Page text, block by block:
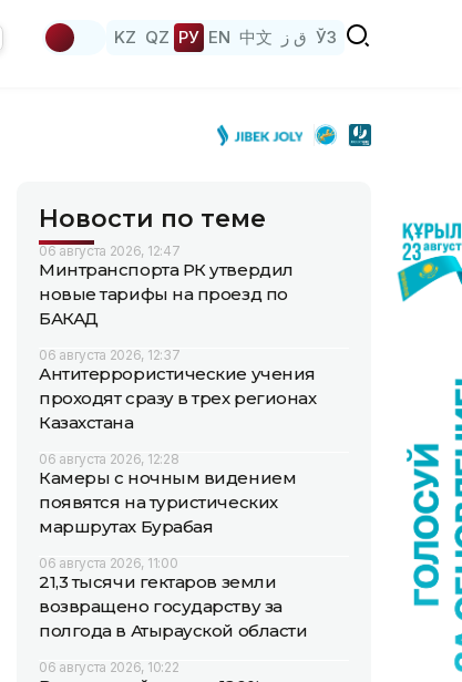
KZ QZ РУ EN 中文 ق ز ЎЗ
Новости по теме
06 августа 2026, 12:47
Минтранспорта РК утвердил
новые тарифы на проезд по
БАКАД
06 августа 2026, 12:37
Антитеррористические учения
проходят сразу в трех регионах
Казахстана
06 августа 2026, 12:28
Камеры с ночным видением
появятся на туристических
маршрутах Бурабая
06 августа 2026, 11:00
21,3 тысячи гектаров земли
возвращено государству за
полгода в Атырауской области
06 августа 2026, 10:22